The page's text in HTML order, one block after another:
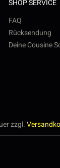
SHOP SERVICE
FAQ
Rücksendung
Deine Cousine
zzgl.